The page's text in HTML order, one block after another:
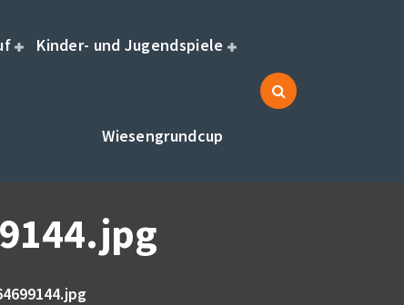
Kinder- und Jugendspiele
Wiesengrundcup